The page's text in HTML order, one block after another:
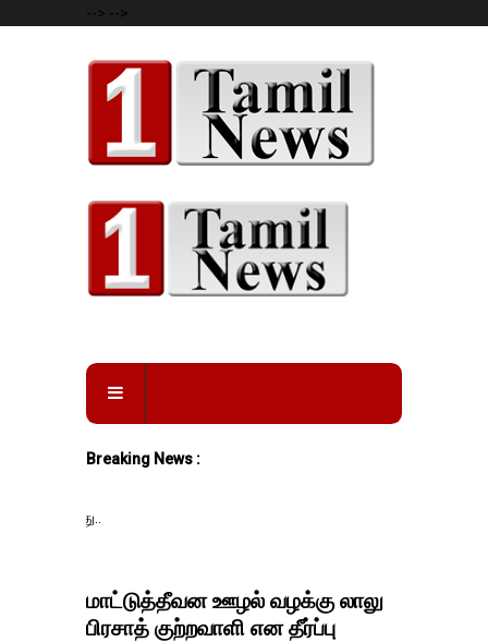
--> -->
Breaking News :
மாட்டுத்தீவன ஊழல் வழக்கு லாலு
பிரசாத் குற்றவாளி என தீர்ப்பு